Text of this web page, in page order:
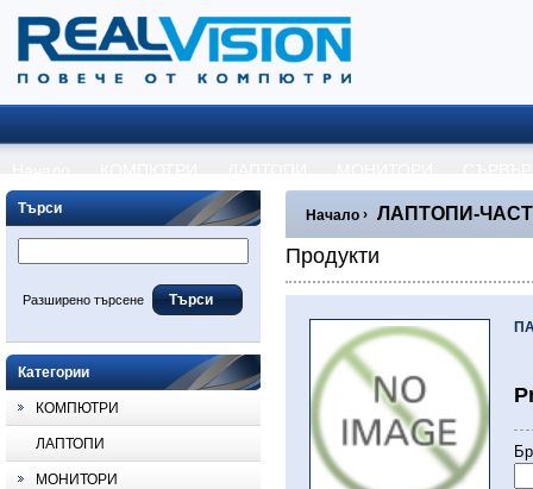
Търси
Разширено търсене
Категории
КОМПЮТРИ
ЛАПТОПИ
МОНИТОРИ
Начало › ЛАПТОПИ-
Продукти